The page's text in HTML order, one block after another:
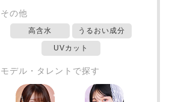
その他
高含水 うるおい成分
UVカット
モデル・タレントで探す